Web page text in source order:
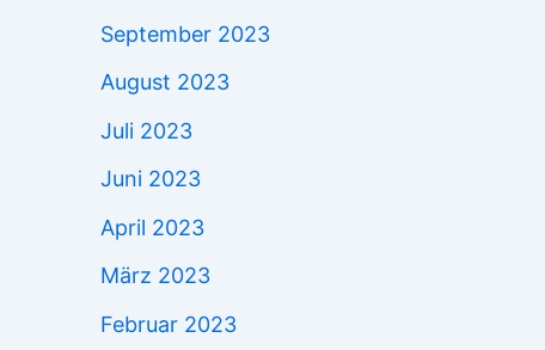
September 2023
August 2023
Juli 2023
Juni 2023
April 2023
März 2023
Februar 2023